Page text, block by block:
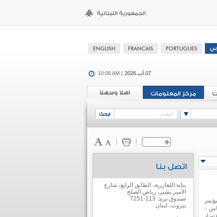
07.آب.2026 10:06 AM |
اهلاً وسهلاً مركز المعلومات
–
اتصل بنا
بناية اللعازرية، الطابق الرابع، شارع
الأمير بشير، رياض الصلح
صندوق بريد: 113-7251
بيروت، لبنان